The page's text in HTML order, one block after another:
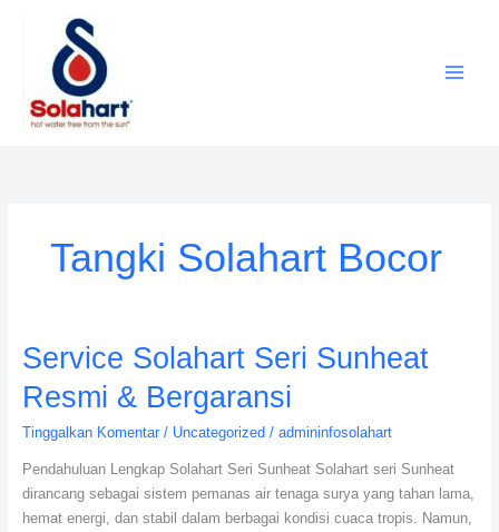
Tangki Solahart Bocor
Service Solahart Seri Sunheat
Resmi & Bergaransi
Tinggalkan Komentar / Uncategorized / admininfosolahart
Pendahuluan Lengkap Solahart Seri Sunheat Solahart seri Sunheat
dirancang sebagai sistem pemanas air tenaga surya yang tahan lama,
hemat energi, dan stabil dalam berbagai kondisi cuaca tropis. Namun,
Service
Solahart
Seri
Sunheat
&
Bergaransi